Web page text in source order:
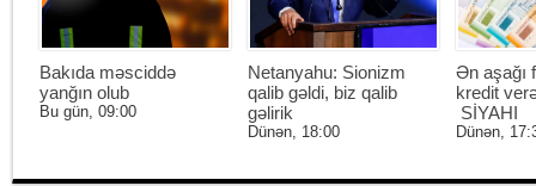
Bakıda məsciddə
yanğın olub
Bu gün, 09:00
Netanyahu: Sionizm
qalib gəldi, biz qalib
gəlirik
Dünən, 18:00
Ən aşağı
kredit
SİYAHI
Dünən,